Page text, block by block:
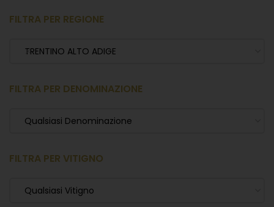
FILTRA PER REGIONE
TRENTINO ALTO ADIGE
FILTRA PER DENOMINAZIONE
Qualsiasi Denominazione
FILTRA PER VITIGNO
Qualsiasi Vitigno